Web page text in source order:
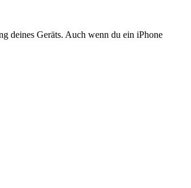
deines Geräts. Auch wenn du ein iPhone